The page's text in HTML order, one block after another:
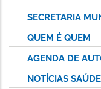
SECRETARIA
QUEM É QUEM
AGENDA DE
NOTÍCIAS SAÚDE